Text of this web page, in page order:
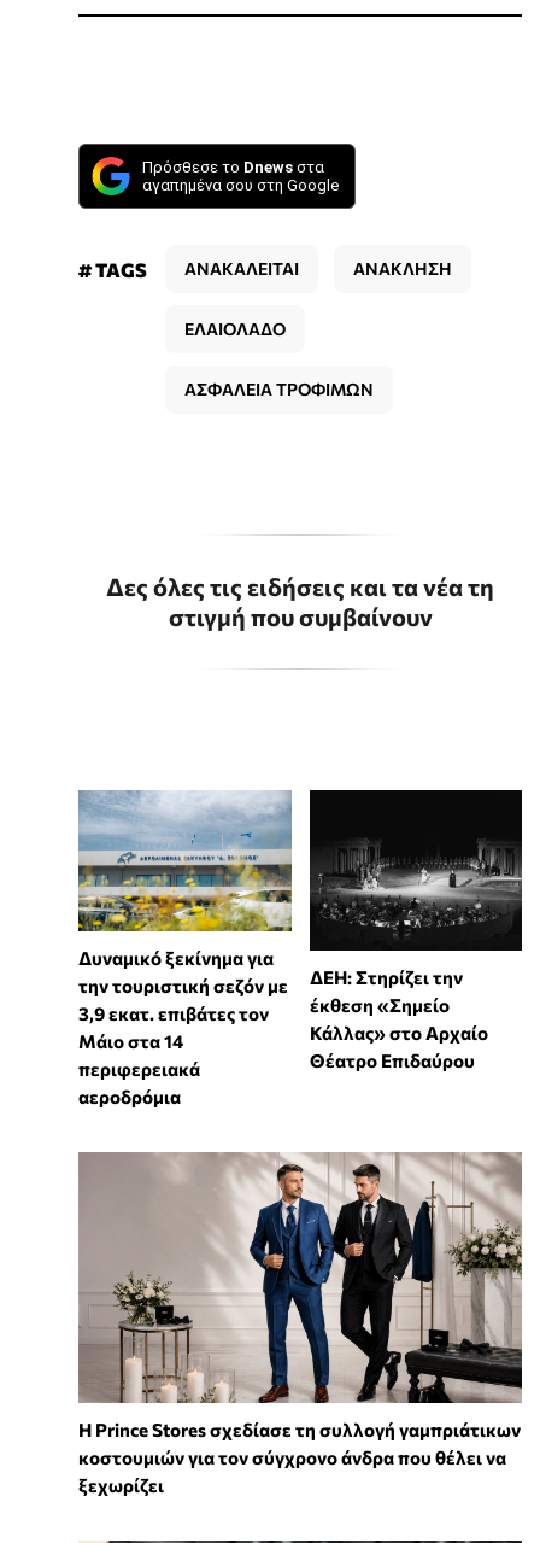
Πρόσθεσε το Dnews στα
αγαπημένα σου στη Google
# TAGS ΑΝΑΚΑΛΕΙΤΑΙ ΑΝΑΚΛΗΣΗ
ΕΛΑΙΟΛΑΔΟ
ΑΣΦΑΛΕΙΑ ΤΡΟΦΙΜΩΝ
Δες όλες τις ειδήσεις και τα νέα τη
στιγμή που συμβαίνουν
Δυναμικό ξεκίνημα για
την τουριστική σεζόν με
3,9 εκατ. επιβάτες τον
Μάιο στα 14
περιφερειακά
αεροδρόμια
ΔΕΗ: Στηρίζει την
έκθεση «Σημείο
Κάλλας» στο Αρχαίο
Θέατρο Επιδαύρου
Η Prince Stores σχεδίασε τη συλλογή γαμπριάτικων
κοστουμιών για τον σύγχρονο άνδρα που θέλει να
ξεχωρίζει